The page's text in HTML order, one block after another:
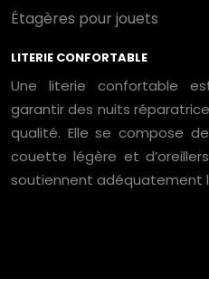
Étagères pour jouets
LITERIE CONFORTABLE
Une literie confortable
garantir des nuits
qualité. Elle se compose
couette légère et
soutiennent adéquatement